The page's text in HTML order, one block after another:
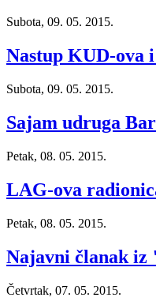
Subota, 09. 05. 2015.
Nastup KUD-ova
Subota, 09. 05. 2015.
Sajam udruga
Petak, 08. 05. 2015.
LAG-ova
Petak, 08. 05. 2015.
Najavni članak iz
Četvrtak, 07. 05. 2015.